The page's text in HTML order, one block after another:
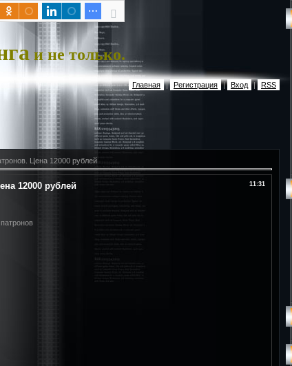
и не только.
Главная | Регистрация | Вход | RSS
Цена 12000 рублей
11:31
12000 рублей